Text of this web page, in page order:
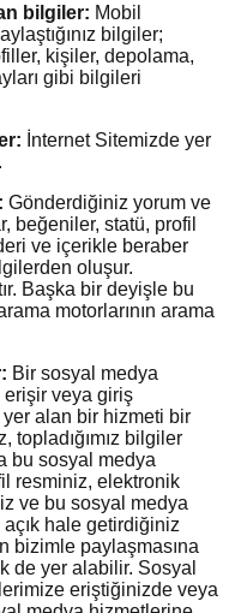
bilgiler: Mobil
bilgiler;
kişiler, depolama,
gibi bilgileri
İnternet Sitemizde yer
Gönderdiğiniz yorum ve
beğeniler, statü, profil
ve içerikle beraber
oluşur.
Başka bir deyişle bu
motorlarının arama
Bir sosyal medya
erişir veya giriş
alan bir hizmeti bir
topladığımız bilgiler
bu sosyal medya
resminiz, elektronik
ve bu sosyal medya
hale getirdiğiniz
bizimle paylaşmasına
de yer alabilir. Sosyal
eriştiğinizde veya